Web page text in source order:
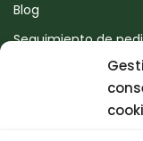
Blog
Seguimiento de